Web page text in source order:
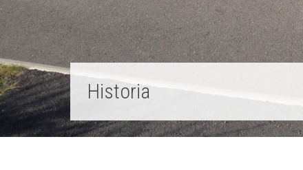
His­to­ria